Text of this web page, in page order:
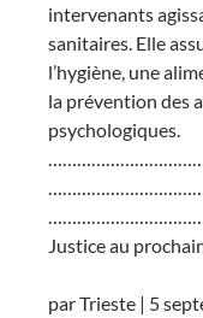
intervenants
sanitaires. Elle
l’hygiène, une
la prévention des
psychologiques.
Justice au
par Trieste | 5